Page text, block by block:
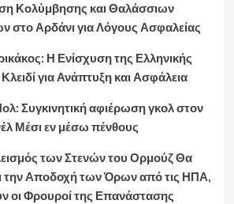
Κολύμβησης και Θαλάσσιων
στο Αρδάνι για Λόγους Ασφαλείας
Η Ενίσχυση της Ελληνικής
για Ανάπτυξη και Ασφάλεια
Συγκινητική αφιέρωση γκολ στον
Μέσι εν μέσω πένθους
των Στενών του Ορμούζ Θα
την Αποδοχή των Όρων από τις ΗΠΑ,
οι Φρουροί της Επανάστασης